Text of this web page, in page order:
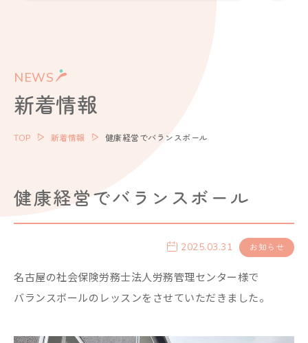
NEWS
新着情報
TOP 新着情報 健康経営でバランスボール
健康経営でバランスボール
2025.03.31 お知らせ
名古屋の社会保険労務士法人労務管理センター様で
バランスボールのレッスンをさせていただきました。